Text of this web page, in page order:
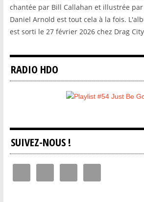
chantée par Bill Callahan et illustrée
Daniel Arnold est tout cela à la fois.
est sorti le 27 février 2026 chez Drag City
RADIO HDO
SUIVEZ-NOUS !